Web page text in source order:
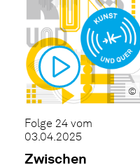
©
Folge 24 vom
03.04.2025
Zwischen